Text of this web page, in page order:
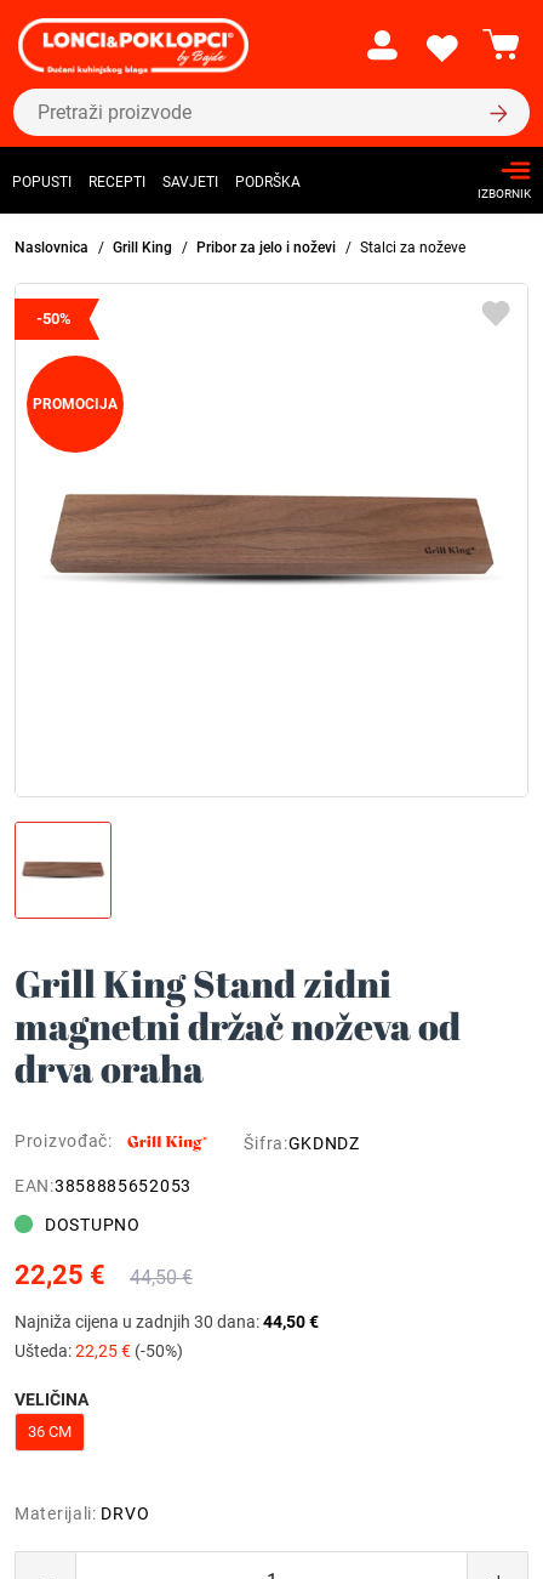
POPUSTI RECEPTI SAVJETI PODRŠKA
IZBORNIK
Naslovnica Grill King Pribor za jelo i noževi Stalci za noževe
-50%
PROMOCIJA
Grill King Stand zidni
magnetni držač noževa od
drva oraha
Proizvođač: Šifra:GKDNDZ
EAN:3858885652053
DOSTUPNO
22,25 € 44,50 €
Najniža cijena u zadnjih 30 dana:44,50 €
Ušteda:22,25 € (-50%)
VELIČINA
36 CM
Materijali: DRVO